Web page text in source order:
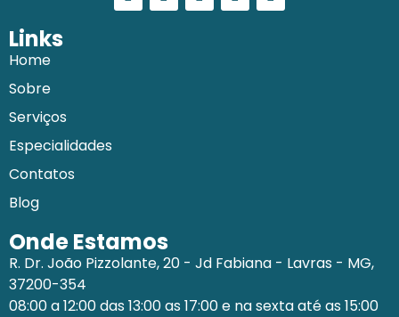
Links
Home
Sobre
Serviços
Especialidades
Contatos
Blog
Onde Estamos
R. Dr. João Pizzolante, 20 - Jd Fabiana - Lavras - MG,
37200-354
08:00 a 12:00 das 13:00 as 17:00 e na sexta até as 15:00